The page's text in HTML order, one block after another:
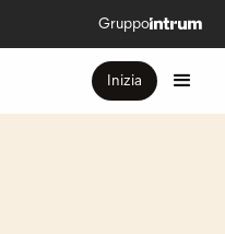
Gruppo
Inizia